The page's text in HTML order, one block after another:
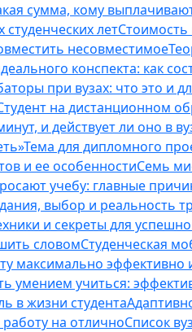
сумма, кому
студенческих летСтоимость
несовместимое
конспекта: как
при вузах: что это и
на дистанционном
и действует ли оно в
Тема для дипломного
и ее особенностиСемь
учебу: главные
выбор и реальность
и секреты для
словомСтуденческая
максимально эффективно
умением учиться:
в жизни студента
на отличноСписок